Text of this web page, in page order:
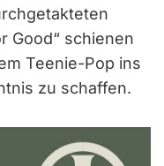
Good“ schienen
Teenie-Pop ins
zu schaffen.